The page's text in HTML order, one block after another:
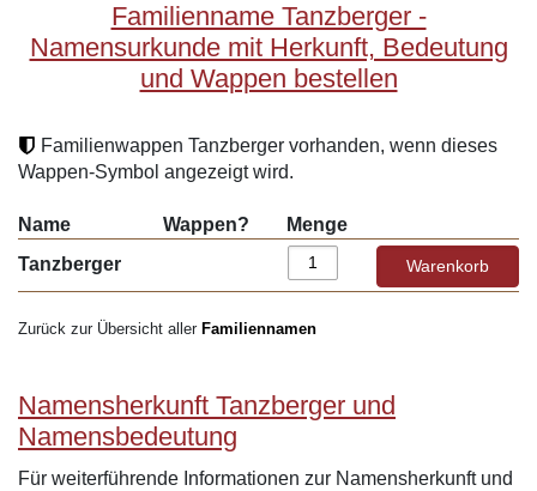
Familienname Tanzberger -
Namensurkunde mit Herkunft, Bedeutung
und Wappen bestellen
Familienwappen Tanzberger vorhanden, wenn dieses
Wappen-Symbol angezeigt wird.
Name Wappen?
Menge
Tanzberger
Zurück zur Übersicht aller Familiennamen
Namensherkunft Tanzberger und
Namensbedeutung
Für weiterführende Informationen zur Namensherkunft und